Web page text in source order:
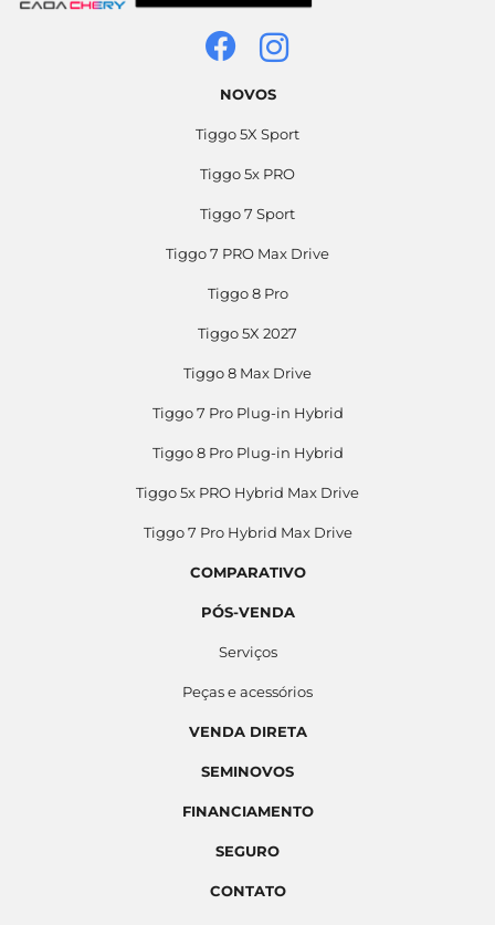
NOVOS
Tiggo 5X Sport
Tiggo 5x PRO
Tiggo 7 Sport
Tiggo 7 PRO Max Drive
Tiggo 8 Pro
Tiggo 5X 2027
Tiggo 8 Max Drive
Tiggo 7 Pro Plug-in Hybrid
Tiggo 8 Pro Plug-in Hybrid
Tiggo 5x PRO Hybrid Max Drive
Tiggo 7 Pro Hybrid Max Drive
COMPARATIVO
PÓS-VENDA
Serviços
Peças e acessórios
VENDA DIRETA
SEMINOVOS
FINANCIAMENTO
SEGURO
CONTATO